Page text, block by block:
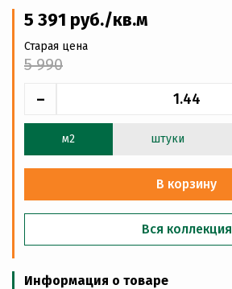
5 391 руб./кв.м
Старая цена
5 990
-
м2 штуки
В корзину
Вся коллекция
Информация о товаре